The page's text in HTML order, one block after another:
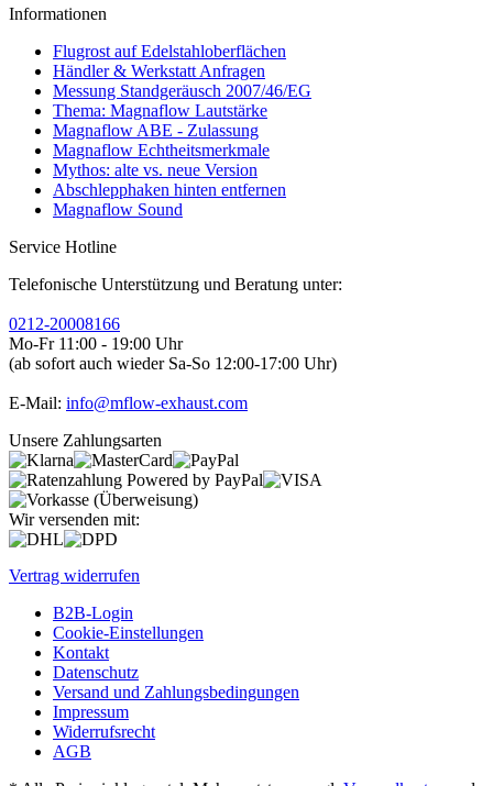
Informationen
Flugrost auf Edelstahloberflächen
Händler & Werkstatt Anfragen
Messung Standgeräusch 2007/46/EG
Thema: Magnaflow Lautstärke
Magnaflow ABE - Zulassung
Magnaflow Echtheitsmerkmale
Mythos: alte vs. neue Version
Abschlepphaken hinten entfernen
Magnaflow Sound
Service Hotline
Telefonische Unterstützung und Beratung unter:
0212-20008166
Mo-Fr 11:00 - 19:00 Uhr
(ab sofort auch wieder Sa-So 12:00-17:00 Uhr)
E-Mail: info@mflow-exhaust.com
Unsere Zahlungsarten
Wir versenden mit:
Vertrag widerrufen
B2B-Login
Cookie-Einstellungen
Kontakt
Datenschutz
Versand und Zahlungsbedingungen
Impressum
Widerrufsrecht
AGB